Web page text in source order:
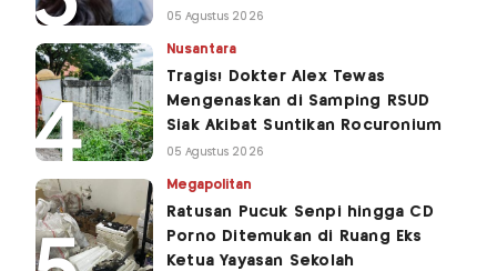
05 Agustus 2026
Nusantara
Tragis! Dokter Alex Tewas
Mengenaskan di Samping RSUD
Siak Akibat Suntikan Rocuronium
05 Agustus 2026
Megapolitan
Ratusan Pucuk Senpi hingga CD
Porno Ditemukan di Ruang Eks
Ketua Yayasan Sekolah